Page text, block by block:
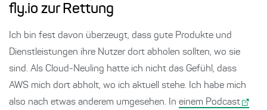
fly.io zur Rettung
Ich bin fest davon überzeugt, dass gute Produkte und
Dienstleistungen ihre Nutzer dort abholen sollten, wo sie
sind. Als Cloud-Neuling hatte ich nicht das Gefühl, dass
AWS mich dort abholt, wo ich aktuell stehe. Ich habe mich
also nach etwas anderem umgesehen. In einem Podcast